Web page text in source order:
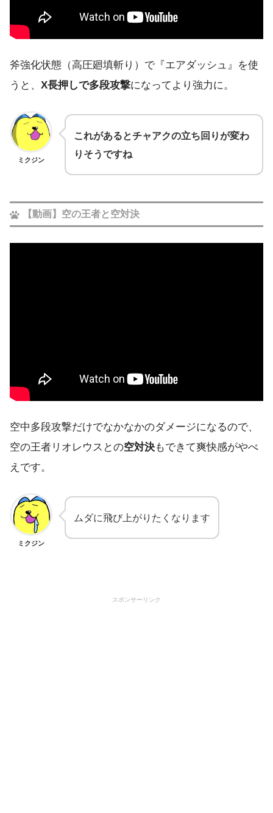
斧強化状態（高圧廻填斬り）で『エアダッシュ』を使
うと、 X長押しで多段攻撃になってより強力に。
ミクジン
これがあるとチャアクの立ち回りが変わ
りそうですね
【動画】空の王者と空対決
空中多段攻撃だけでなかなかのダメージになるので、
空の王者リオレウスとの空対決もできて爽快感がやべ
えです。
ミクジン
ムダに飛び上がりたくなります
スポンサーリンク